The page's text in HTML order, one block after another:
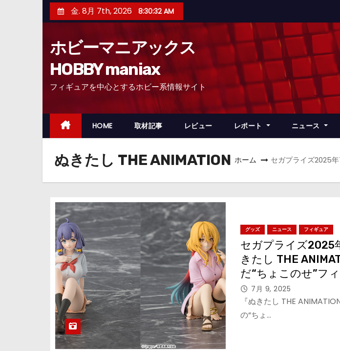
ン
ッ
金. 8月 7th, 2026 8:30:32 AM
ホビーマニアックス
HOBBY maniax
フィギュアを中心とするホビー系情報サイト
HOME 取材記事 レビュー レポート ニュース
ぬきたし THE ANIMATION ホーム セガプライズ2025
グッズ ニュース フィギュア
セガプライズ2025
きたし THE
だ“ちょこのせ”フ
場！7月 9, 2025
『ぬきたし THE
の“ちょ…